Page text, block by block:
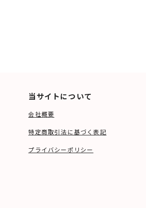
当サイトについて
会社概要
特定商取引法に基づく表記
プライバシーポリシー